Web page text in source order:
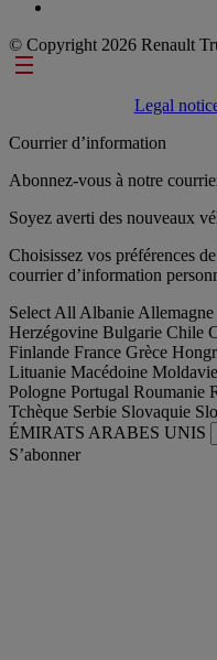
© Copyright 2026 Renault
Footer links
Legal
Courrier d’information
Abonnez-vous à notre
Soyez averti des nouveaux
Choisissez vos préférences
courrier d’information
Select All Albanie Allemagne
Herzégovine Bulgarie Chile
Finlande France Grèce
Lituanie Macédoine Moldavie
Pologne Portugal Roumanie
Tchèque Serbie Slovaquie
ÉMIRATS ARABES UNIS
S’abonner